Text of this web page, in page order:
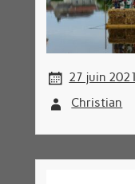
27 juin 2021
Christian